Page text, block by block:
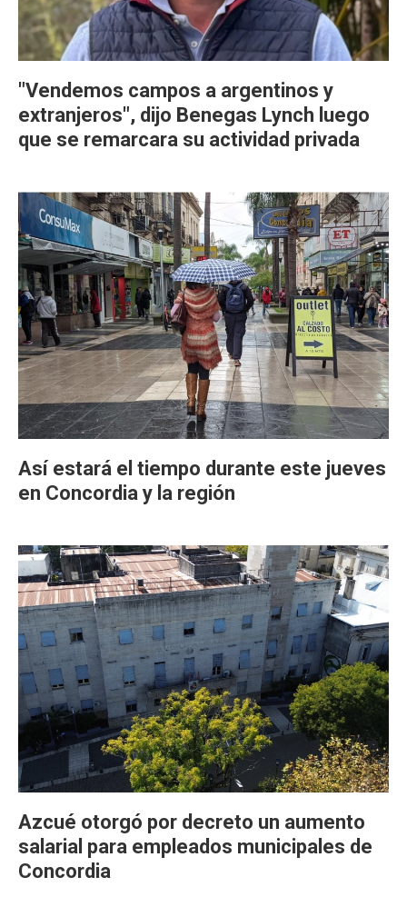
"Vendemos campos a argentinos y
extranjeros", dijo Benegas Lynch luego
que se remarcara su actividad privada
Así estará el tiempo durante este jueves
en Concordia y la región
Azcué otorgó por decreto un aumento
salarial para empleados municipales de
Concordia